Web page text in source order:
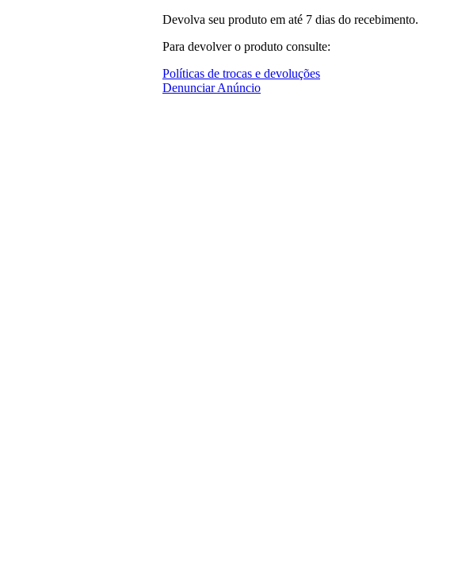
Devolva seu produto em até 7 dias do recebimento.
Para devolver o produto consulte:
Políticas de trocas e devoluções
Denunciar Anúncio